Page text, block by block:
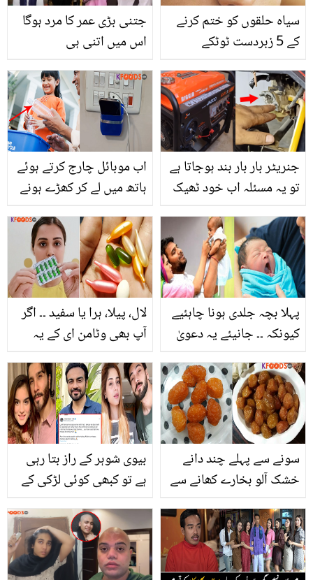
جتنی بڑی عمر کا مرد ہوگا
اس میں اتنی ہی
لڑکیوں کی بڑی عمر کے
مردوں سے شادی
سیاہ حلقوں کو ختم کرنے
کے 5 زبردست ٹوٹکے
اب موبائل چارج کرتے ہوئے
ہاتھ میں لے کر کھڑے ہونے
بوتلوں سے موبائل ہولڈر
بنانے کا طریقہ جس سے
ہوئی بڑی مشکل آسان
جنریٹر بار بار بند ہوجاتا ہے
تو یہ مسئلہ اب خود ٹھیک
بغیر گھر بیٹھے جنریٹر کی
ٹیوننگ کریں اور ہزاروں
روپے بچائیں، ویڈیو
لال، پیلا، ہرا یا سفید ۔۔ اگر
آپ بھی وٹامن ای کے یہ
صحت مند ہونے کے لیے
استعمال کرتی ہیں؟ تو
ٹہریں پہلے سچ جان لیں
پہلا بچہ جلدی ہونا چاہئیے
کیونکہ ۔۔ جانیئے یہ دعویٰ
سلسلے میں کیا کہتے ہیں
بیوی شوہر کے راز بتا رہی
ہے تو کبھی کوئی لڑکی کے
میڈیا پر ذاتی زندگیوں پر
کیچڑ اچھالنے پر لوگوں کی
شدید تنقید
سونے سے پہلے چند دانے
خشک آلو بخارے کھانے سے
خشک آلو بخارے کے
زبردست فائدے